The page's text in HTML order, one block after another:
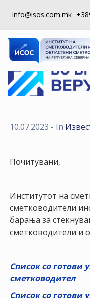
info@isos.com.mk
ЗА
НАС
РЕГИСТРИ
КОНТРОЛА
СТАНАМ
ЧЛЕН
НАСТАНИ
НАЈАВА
10.07.2023 - In
Почитувани,
Институтот на
сметководители
барања за
сметководители и
Список со готови
сметководител
Список со готови